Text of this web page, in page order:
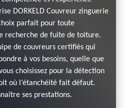
DORKELD Couvreur zinguerie
parfait pour toute
recherche de fuite de toiture.
de couvreurs certifiés qui
à vos besoins, quelle que
choisissez pour la détection
où l’étanchéité fait défaut.
ses prestations.